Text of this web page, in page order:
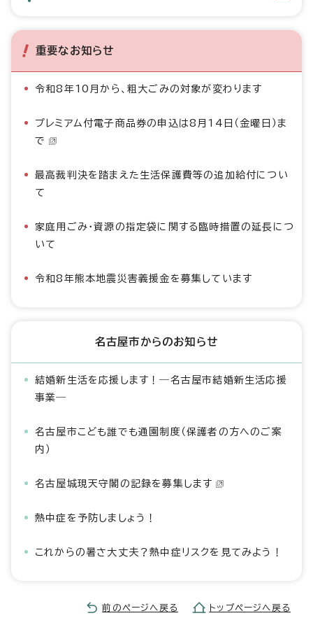
重要なお知らせ
令和8年10月から、粗大ごみの対象が変わります
プレミアム付電子商品券の申込は8月14日（金曜日）ま
で
最高裁判決を踏まえた生活保護費等の追加給付につい
て
家庭用ごみ・資源の指定袋に関する臨時措置の延長につ
いて
令和8年熊本地震災害義援金を募集しています
名古屋市からのお知らせ
結婚新生活を応援します！―名古屋市結婚新生活応援
事業―
名古屋市こども誰でも通園制度（保護者の方へのご案
内）
名古屋城現天守閣の記録を募集します
熱中症を予防しましょう！
これからの暑さ大丈夫？熱中症リスクを見てみよう！
前のページへ戻る トップページへ戻る